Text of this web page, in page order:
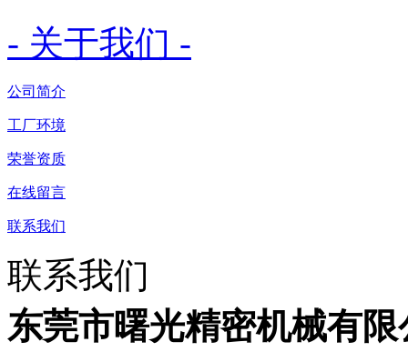
- 关于我们 -
公司简介
工厂环境
荣誉资质
在线留言
联系我们
联系我们
东莞市曙光精密机械有限